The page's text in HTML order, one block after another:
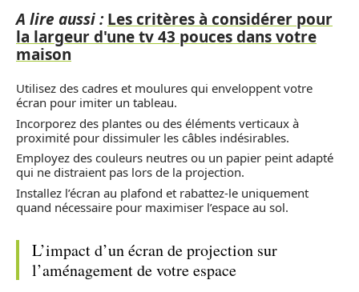
A lire aussi : Les critères à considérer pour
la largeur d'une tv 43 pouces dans votre
maison
Utilisez des cadres et moulures qui enveloppent votre
écran pour imiter un tableau.
Incorporez des plantes ou des éléments verticaux à
proximité pour dissimuler les câbles indésirables.
Employez des couleurs neutres ou un papier peint adapté
qui ne distraient pas lors de la projection.
Installez l’écran au plafond et rabattez-le uniquement
quand nécessaire pour maximiser l’espace au sol.
L’impact d’un écran de projection sur
l’aménagement de votre espace